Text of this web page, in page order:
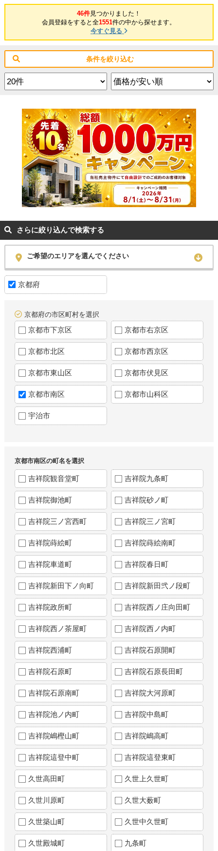
46件見つかりました！
会員登録をすると全1551件の中から探せます。
今すぐ見る
条件を絞り込む
さらに絞り込んで検索する
ご希望のエリアを選んでください
京都府
京都府の市区町村を選択
京都市下京区 京都市右京区
京都市北区 京都市西京区
京都市東山区 京都市伏見区
京都市南区 京都市山科区
宇治市
京都市南区の町名を選択
吉祥院観音堂町 吉祥院九条町
吉祥院御池町 吉祥院砂ノ町
吉祥院三ノ宮西町 吉祥院三ノ宮町
吉祥院蒔絵町 吉祥院蒔絵南町
吉祥院車道町 吉祥院春日町
吉祥院新田下ノ向町 吉祥院新田弐ノ段町
吉祥院政所町 吉祥院西ノ庄向田町
吉祥院西ノ茶屋町 吉祥院西ノ内町
吉祥院西浦町 吉祥院石原開町
吉祥院石原町 吉祥院石原長田町
吉祥院石原南町 吉祥院大河原町
吉祥院池ノ内町 吉祥院中島町
吉祥院嶋樫山町 吉祥院嶋高町
吉祥院這登中町 吉祥院這登東町
久世高田町 久世上久世町
久世川原町 久世大薮町
久世築山町 久世中久世町
久世殿城町 九条町